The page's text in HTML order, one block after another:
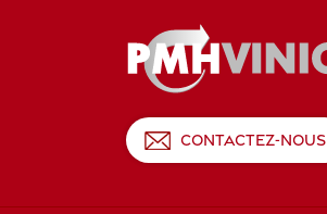
CONTACTEZ-NOUS